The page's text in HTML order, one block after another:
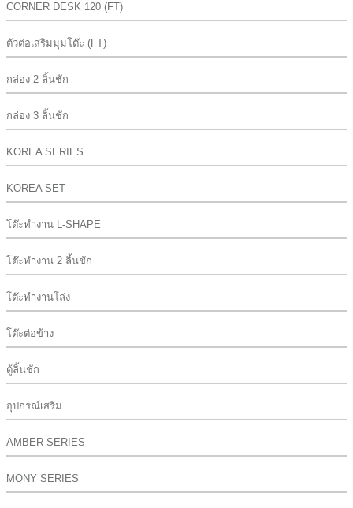
CORNER DESK 120 (FT)
ตัวต่อเสริมมุมโต๊ะ (FT)
กล่อง 2 ลิ้นชัก
กล่อง 3 ลิ้นชัก
KOREA SERIES
KOREA SET
โต๊ะทำงาน L-SHAPE
โต๊ะทำงาน 2 ลิ้นชัก
โต๊ะทำงานโล่ง
โต๊ะต่อข้าง
ตู้ลิ้นชัก
อุปกรณ์เสริม
AMBER SERIES
MONY SERIES